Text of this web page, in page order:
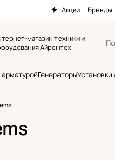
Акции Бренды
магазин техники и
Айронтех
арматуройГенераторыУстановки